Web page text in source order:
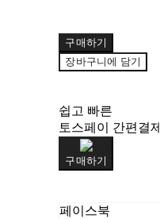
구매하기
장바구니에 담기
쉽고 빠른
토스페이 간편결제
구매하기
페이스북